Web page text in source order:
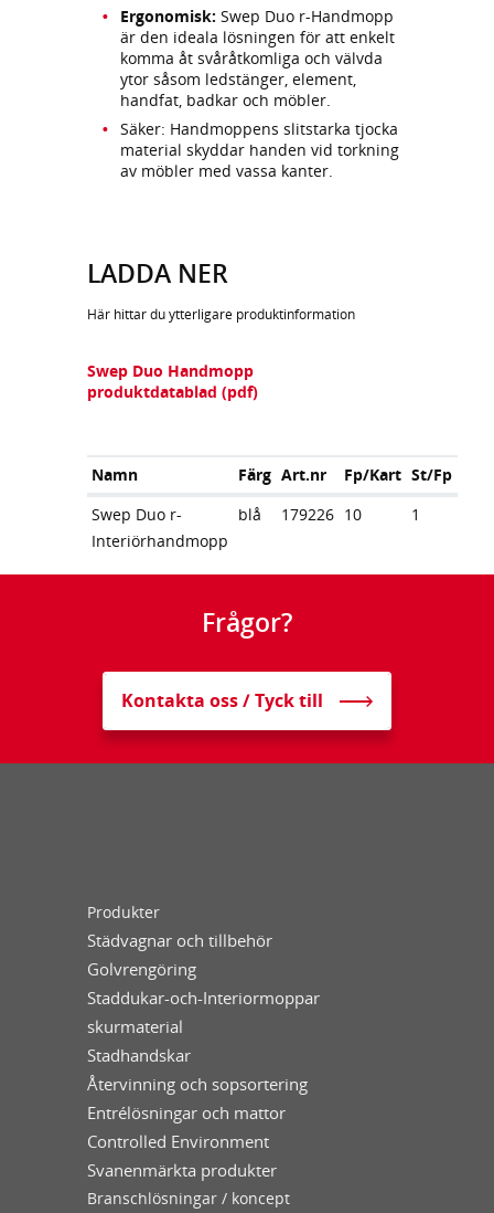
Ergonomisk: Swep Duo r-Handmopp
är den ideala lösningen för att enkelt
komma åt svåråtkomliga och välvda
ytor såsom ledstänger, element,
handfat, badkar och möbler.
Säker: Handmoppens slitstarka tjocka
material skyddar handen vid torkning
av möbler med vassa kanter.
LADDA NER
Här hittar du ytterligare produktinformation
Swep Duo Handmopp
produktdatablad (pdf)
Namn Färg Art.nr Fp/Kart St/Fp
Swep Duo r-
Interiörhandmopp
blå 179226 10 1
Frågor?
Kontakta oss / Tyck till
Produkter
Städvagnar och tillbehör
Golvrengöring
Staddukar-och-Interiormoppar
skurmaterial
Stadhandskar
Återvinning och sopsortering
Entrélösningar och mattor
Controlled Environment
Svanenmärkta produkter
Branschlösningar / koncept